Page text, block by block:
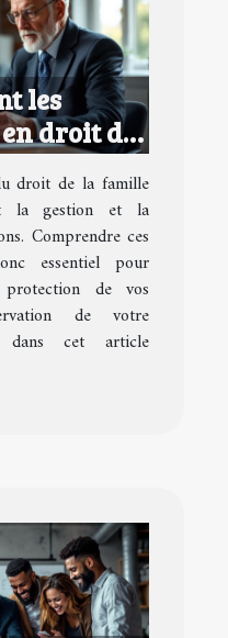
les
droit de
vos
?
droit de la famille
la gestion et la
Comprendre ces
essentiel pour
de vos
de votre
dans cet article